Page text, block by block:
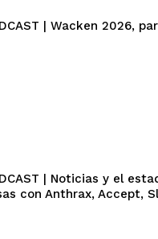
| Wacken 2026,
| Noticias y el
con Anthrax, Accept,